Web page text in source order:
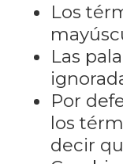
Los
Las
Por
los
decir